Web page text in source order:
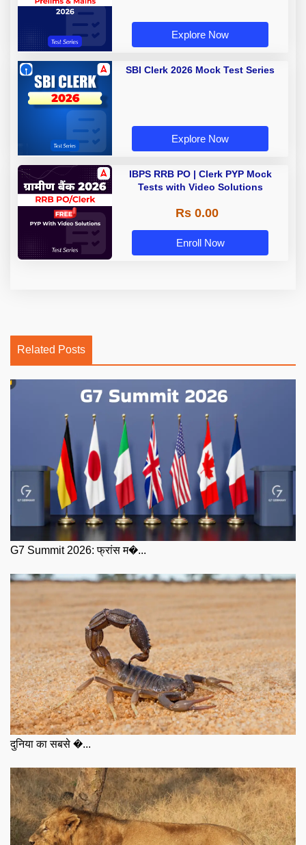
Explore Now
SBI Clerk 2026 Mock Test Series
Explore Now
IBPS RRB PO | Clerk PYP Mock
Tests with Video Solutions
Rs 0.00
Enroll Now
Related Posts
G7 Summit 2026: फ्रांस म�...
दुनिया का सबसे �...